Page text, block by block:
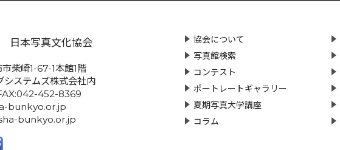
協会について
写真館検索
コンテスト
ポートレートギャラリー
夏期写真大学講座
コラム
日本写真文化協会
柴崎1-67-1本館1階
システムズ株式会社内
452-8369
bunkyo.or.jp
bunkyo.or.jp